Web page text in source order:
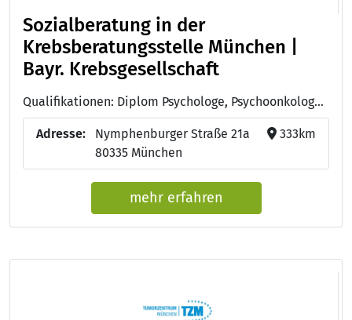
Sozialberatung in der
Krebsberatungsstelle München |
Bayr. Krebsgesellschaft
Qualifikationen: Diplom Psychologe, Psychoonkologe (DKG)
Adresse:
Nymphenburger Straße 21a
80335 München
333km
mehr erfahren